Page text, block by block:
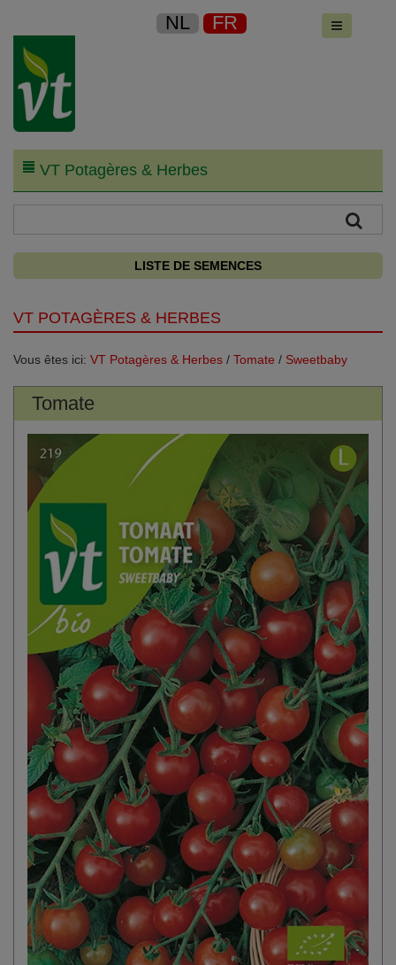
NL FR
VT Potagères & Herbes
LISTE DE SEMENCES
VT POTAGÈRES & HERBES
Vous êtes ici: VT Potagères & Herbes / Tomate / Sweetbaby
Tomate